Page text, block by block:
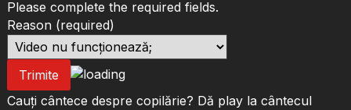
Please complete the required fields.
Reason (required)
Trimite
Cauți cântece despre copilărie? Dă play la cântecul